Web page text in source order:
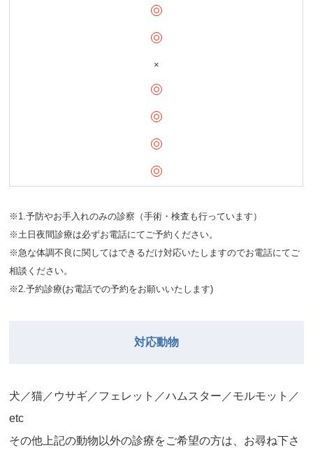
×
※1.予防やお手入れのみの診察（手術・検査も行っています）
※土日夜間診療は必ずお電話にてご予約ください。
※急な体調不良に関してはできるだけ対応いたしますのでお電話にてご
相談ください。
※2.予約診療(お電話での予約をお願いいたします)
対応動物
⽝／猫／ウサギ／フェレット／ハムスター／モルモット／
etc
その他上記の動物以外の診療をご希望の⽅は、お尋ね下さ